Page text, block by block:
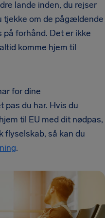
lande inden, du rejser
tjekke om de pågældende
forhånd. Det er ikke
komme hjem til
for dine
pas du har. Hvis du
til EU med dit nødpas,
flyselskab, så kan du
.